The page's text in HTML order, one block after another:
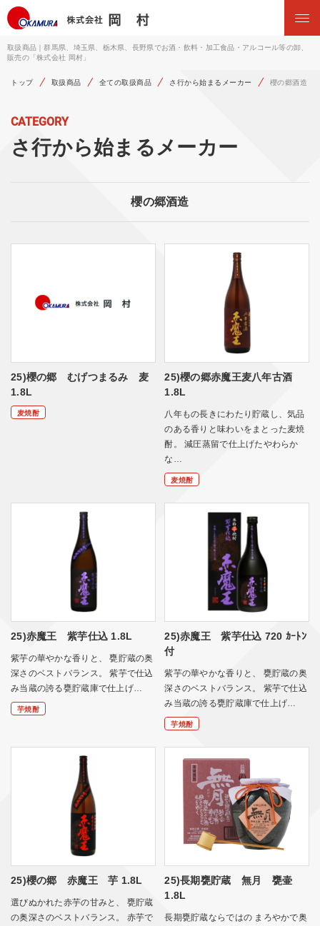
取扱商品｜群馬県、埼玉県、栃木県、長野県でお酒・飲料・加工食品・アルコール等の卸、
販売の「株式会社 岡村」
トップ 取扱商品 全ての取扱商品 さ行から始まるメーカー 櫻の郷酒造
CATEGORY
さ行から始まるメーカー
櫻の郷酒造
25)櫻の郷 むげつまるみ 麦
1.8L
麦焼酎
25)櫻の郷赤魔王麦八年古酒
1.8L
八年もの長きにわたり貯蔵し、気品
のある香りと味わいをまとった麦焼
酎。 減圧蒸留で仕上げたやわらか
な…
麦焼酎
25)赤魔王 紫芋仕込 1.8L
紫芋の華やかな香りと、 甕貯蔵の奥
深さのベストバランス。 紫芋で仕込
み当蔵の誇る甕貯蔵庫で仕上げ…
芋焼酎
25)赤魔王 紫芋仕込 720 ｶｰﾄﾝ
付
紫芋の華やかな香りと、 甕貯蔵の奥
深さのベストバランス。 紫芋で仕込
み当蔵の誇る甕貯蔵庫で仕上げ…
芋焼酎
25)櫻の郷 赤魔王 芋 1.8L
選びぬかれた赤芋の甘みと、 甕貯蔵
の奥深さのベストバランス。 赤芋で
25)長期甕貯蔵 無月 甕壷
1.8L
長期甕貯蔵ならではの まろやかで奥